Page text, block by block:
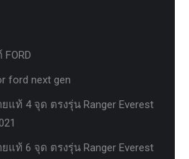
ford next gen
แท้ 4 จุด ตรงรุ่น Ranger Everest
แท้ 6 จุด ตรงรุ่น Ranger Everest